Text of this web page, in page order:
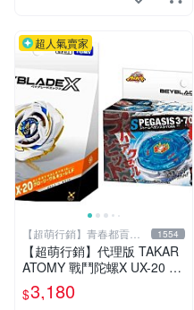
超人氣賣家
【超萌行銷】青春都貢獻
給玩具了
1554
【超萌行銷】代理版 TAKAR
ATOMY 戰鬥陀螺X UX-20 榮
耀女武神 LF & BX-00 暴風天
馬3-70RA 附發射器 兩款合售
$3,180